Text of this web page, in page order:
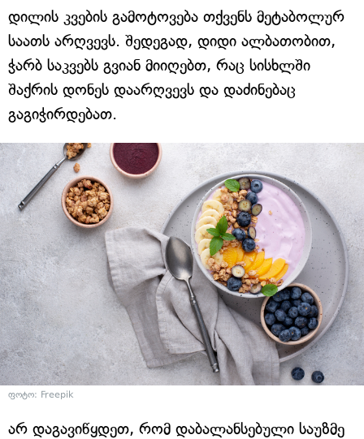
დილის კვების გამოტოვება თქვენს მეტაბოლურ
საათს არღვევს. შედეგად, დიდი ალბათობით,
ჭარბ საკვებს გვიან მიიღებთ, რაც სისხლში
შაქრის დონეს დაარღვევს და დაძინებაც
გაგიჭირდებათ.
ფოტო: Freepik
არ დაგავიწყდეთ, რომ დაბალანსებული საუზმე